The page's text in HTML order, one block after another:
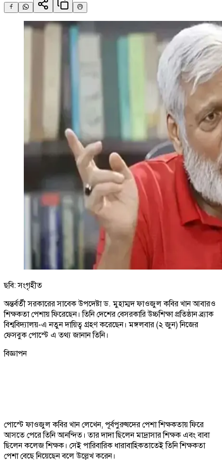
ছবি: সংগৃহীত
অন্তর্বর্তী সরকারের সাবেক উপদেষ্টা ড. মুহাম্মদ ফাওজুল কবির খান আবারও
শিক্ষকতা পেশায় ফিরেছেন। তিনি দেশের বেসরকারি উচ্চশিক্ষা প্রতিষ্ঠান ব্র্যাক
বিশ্ববিদ্যালয়-এ নতুন দায়িত্ব গ্রহণ করেছেন। মঙ্গলবার (২ জুন) নিজের
ফেসবুক পোস্টে এ তথ্য জানান তিনি।
বিজ্ঞাপন
পোস্টে ফাওজুল কবির খান লেখেন, পূর্বপুরুষদের পেশা শিক্ষকতায় ফিরে
আসতে পেরে তিনি আনন্দিত। তার দাদা ছিলেন মাদ্রাসার শিক্ষক এবং বাবা
ছিলেন কলেজ শিক্ষক। সেই পারিবারিক ধারাবাহিকতাতেই তিনি শিক্ষকতা
পেশা বেছে নিয়েছেন বলে উল্লেখ করেন।